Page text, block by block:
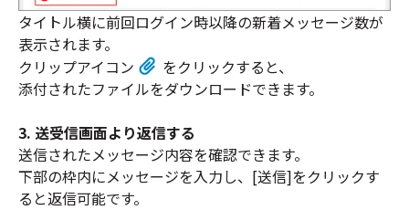
タイトル横に前回ログイン時以降の新着メッセージ数が
表示されます。
クリップアイコン
をクリックすると、
添付されたファイルをダウンロードできます。
3. 送受信画面より返信する
送信されたメッセージ内容を確認できます。
下部の枠内にメッセージを入力し、 [送信]をクリックす
ると返信可能です。